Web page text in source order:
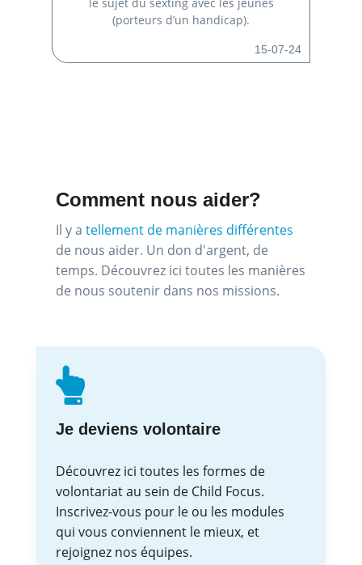
(porteurs d’un handicap).
15-07-24
Comment nous aider?
Il y a tellement de manières différentes
de nous aider. Un don d'argent, de
temps. Découvrez ici toutes les manières
de nous soutenir dans nos missions.
Je deviens volontaire
Découvrez ici toutes les formes de
volontariat au sein de Child Focus.
Inscrivez-vous pour le ou les modules
qui vous conviennent le mieux, et
rejoignez nos équipes.